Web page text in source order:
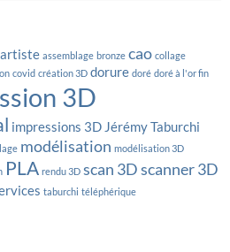
artiste assemblage bronze cao collage
covid création 3D dorure doré doré à l'or fin
3D
impressions 3D Jérémy Taburchi
modélisation modélisation 3D
PLA rendu 3D scan 3Dscanner 3D
taburchi téléphérique